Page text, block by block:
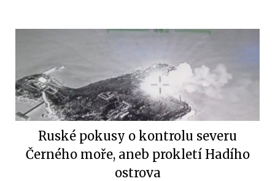
Ruské pokusy o kontrolu severu
Černého moře, aneb prokletí Hadího
ostrova